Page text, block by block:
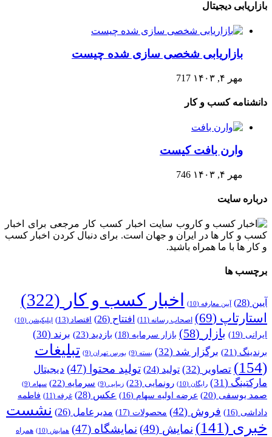
بازاریابی دیجیتال
بازاریابی شخصی سازی شده چیست
مهر ۴, ۱۴۰۳ 717
دانشنامه کسب و کار
وارن بافت کیست
مهر ۴, ۱۴۰۳ 746
درباره سایت
وب سایت اخبار کسب کار مرجعی برای اخبار
کسب و کار ها در ایران و جهان است. برای دنبال کردن اخبار کسب
و کار ها با ما همراه باشید.
برچسب ها
آیین (28) آیین معارفه (10) اخبار کسب و کار (322)
استارتاپ (69) اصحاب رسانه (11) افتتاح (26) اقتصاد (13) اپلیکیشن (10)
ایرانی (19) بازار (58) بازار سرمایه (18) بازدید (23) برند (30)
برندینگ (21) برگزار شد (32) بسته (9) بورس تهران (9)
تبلیغات
(154)
تصاویر (32) تولید (24) تولید محتوا (47)
دیجیتال
مارکتینگ (31) رایگان (10) رونمایی (23) زیبایی (9) سرمایه (22) سهام (9)
صمد یوسفی (20) عرضه اولیه سهام (16) عکس (28) غرفه (11)
فاطمه
داداشی (16) فروش (42) محصولات (17) مدیرعامل (26)
نشست
خبری (141) نمایش (49) نمایشگاه (47) همایش (10) همراه